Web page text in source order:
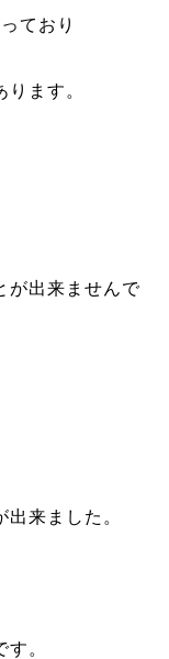
ており
ます。
が出来ませんで
来ました。
。